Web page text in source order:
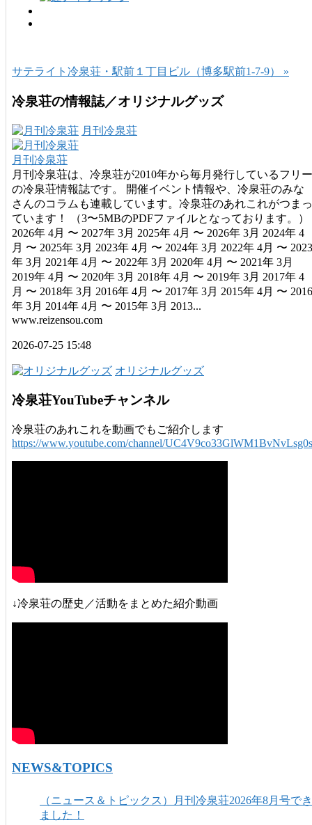
サテライト冷泉荘・駅前１丁目ビル（博多駅前1-7-9） »
冷泉荘の情報誌／オリジナルグッズ
月刊冷泉荘
月刊冷泉荘
月刊冷泉荘は、冷泉荘が2010年から毎月発行しているフリー
の冷泉荘情報誌です。 開催イベント情報や、冷泉荘のみな
さんのコラムも連載しています。冷泉荘のあれこれがつまっ
ています！ （3〜5MBのPDFファイルとなっております。）
2026年 4月 〜 2027年 3月 2025年 4月 〜 2026年 3月 2024年 4
月 〜 2025年 3月 2023年 4月 〜 2024年 3月 2022年 4月 〜 2023
年 3月 2021年 4月 〜 2022年 3月 2020年 4月 〜 2021年 3月
2019年 4月 〜 2020年 3月 2018年 4月 〜 2019年 3月 2017年 4
月 〜 2018年 3月 2016年 4月 〜 2017年 3月 2015年 4月 〜 2016
年 3月 2014年 4月 〜 2015年 3月 2013...
www.reizensou.com
2026-07-25 15:48
オリジナルグッズ
冷泉荘YouTubeチャンネル
冷泉荘のあれこれを動画でもご紹介します
https://www.youtube.com/channel/
↓冷泉荘の歴史／活動をまとめた紹介動画
NEWS&TOPICS
（ニュース＆トピックス）月刊冷泉荘2026年8月号でき
ました！